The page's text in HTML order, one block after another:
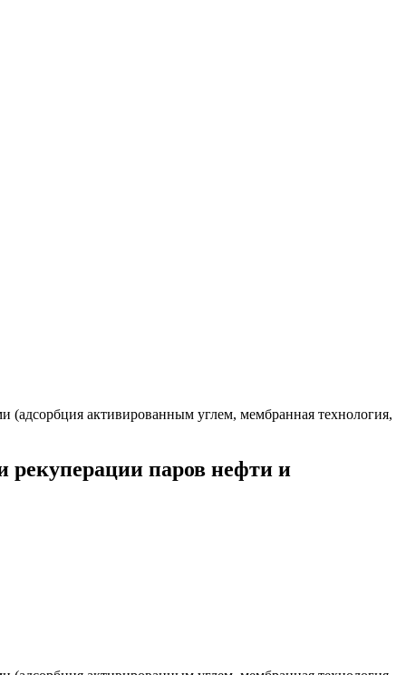
(адсорбция активированным углем, мембранная технология,
рекуперации паров нефти и